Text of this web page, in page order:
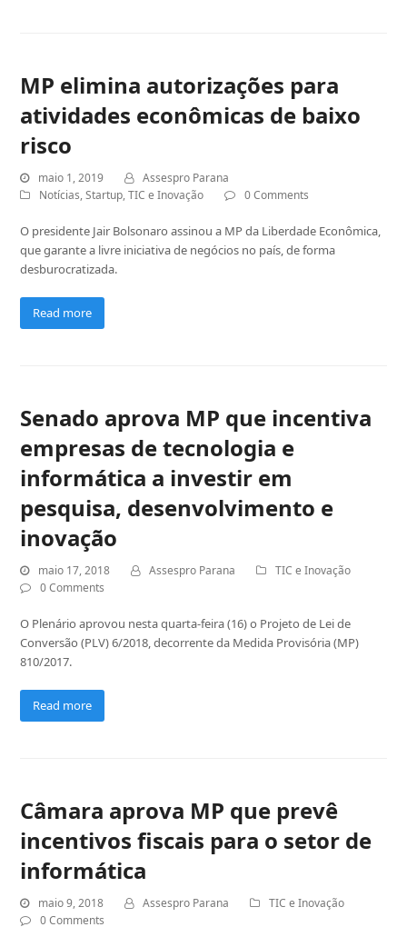
MP elimina autorizações para
atividades econômicas de baixo
risco
maio 1, 2019
Assespro Parana
Notícias,Startup,TIC e Inovação 0 Comments
O presidente Jair Bolsonaro assinou a MP da Liberdade Econômica,
que garante a livre iniciativa de negócios no país, de forma
desburocratizada.
Read more
Senado aprova MP que incentiva
empresas de tecnologia e
informática a investir em
pesquisa, desenvolvimento e
inovação
maio 17, 2018 Assespro Parana
TIC e Inovação
0 Comments
O Plenário aprovou nesta quarta-feira (16) o Projeto de Lei de
Conversão (PLV) 6/2018, decorrente da Medida Provisória (MP)
810/2017.
Read more
Câmara aprova MP que prevê
incentivos fiscais para o setor de
informática
maio 9, 2018 Assespro Parana
TIC e Inovação
0 Comments